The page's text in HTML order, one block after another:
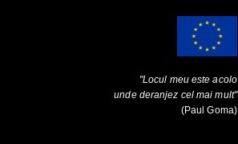
"Locul meu este acolo
unde deranjez cel mai mult"
(Paul Goma)